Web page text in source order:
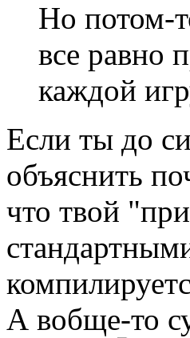
Но потом-
все равно
каждой
Если ты до
объяснить
что твой
А вобще-то